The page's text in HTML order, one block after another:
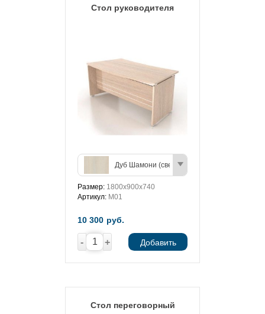
Стол руководителя
Дуб Шамони (светлый)
Размер: 1800х900х740
Артикул: М01
10 300 руб.
- + Добавить
Стол переговорный